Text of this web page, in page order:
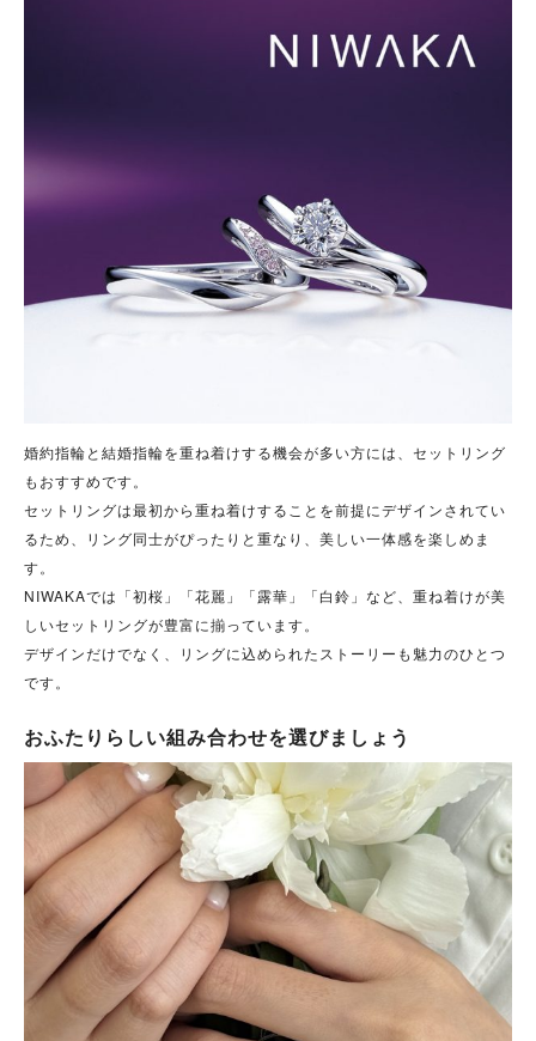
婚約指輪と結婚指輪を重ね着けする機会が多い方には、セットリング
もおすすめです。
セットリングは最初から重ね着けすることを前提にデザインされてい
るため、リング同士がぴったりと重なり、美しい一体感を楽しめま
す。
NIWAKAでは「初桜」「花麗」「露華」「白鈴」など、重ね着けが美
しいセットリングが豊富に揃っています。
デザインだけでなく、リングに込められたストーリーも魅力のひとつ
です。
おふたりらしい組み合わせを選びましょう